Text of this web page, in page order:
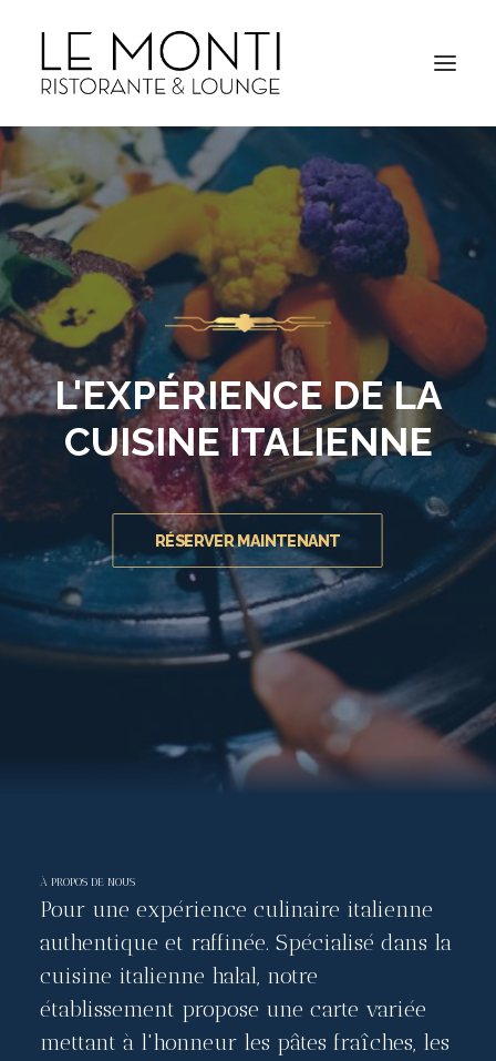
L'EXPÉRIENCE DE LA
CUISINE ITALIENNE
RÉSERVER MAINTENANT
À PROPOS DE NOUS
Pour une expérience culinaire italienne
authentique et raffinée. Spécialisé dans la
cuisine italienne halal, notre
établissement propose une carte variée
mettant à l'honneur les pâtes fraîches, les